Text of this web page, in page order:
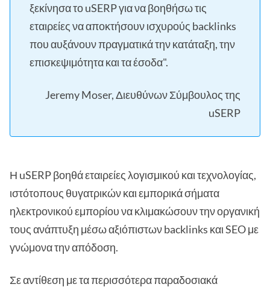
ξεκίνησα το uSERP για να βοηθήσω τις
εταιρείες να αποκτήσουν ισχυρούς backlinks
που αυξάνουν πραγματικά την κατάταξη, την
επισκεψιμότητα και τα έσοδα".
Jeremy Moser, Διευθύνων Σύμβουλος της
uSERP
Η uSERP βοηθά εταιρείες λογισμικού και τεχνολογίας,
ιστότοπους θυγατρικών και εμπορικά σήματα
ηλεκτρονικού εμπορίου να κλιμακώσουν την οργανική
τους ανάπτυξη μέσω αξιόπιστων backlinks και SEO με
γνώμονα την απόδοση.
Σε αντίθεση με τα περισσότερα παραδοσιακά